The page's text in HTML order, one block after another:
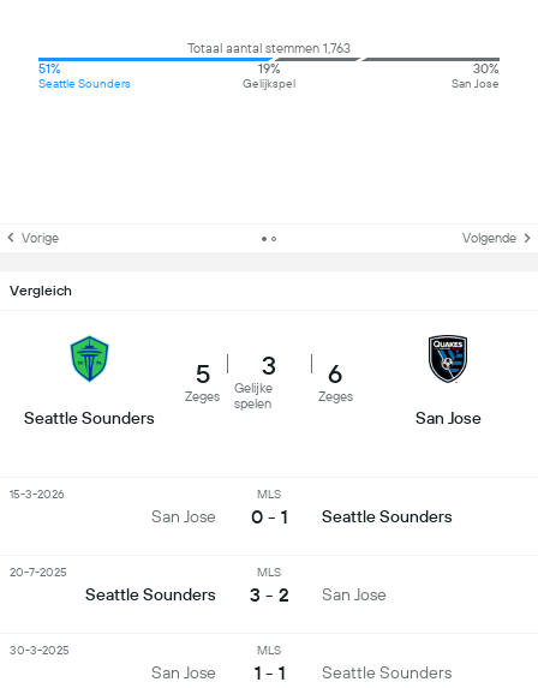
Totaal aantal stemmen 1,763
51%
Seattle Sounders
19%
Gelijkspel
30%
San Jose
Vorige Volgende
Vergleich
Seattle Sounders
5
Zeges
3
Gelijke
spelen
6
Zeges
San Jose
San Jose
MLS
0 - 1 Seattle Sounders
15-3-2026
Seattle Sounders
MLS
3 - 2 San Jose
20-7-2025
San Jose
MLS
1 - 1 Seattle Sounders
30-3-2025